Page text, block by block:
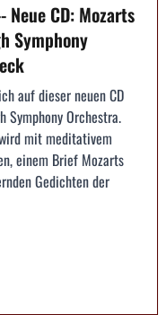
Neue CD: Mozarts
Symphony
auf dieser neuen CD
Symphony Orchestra.
mit meditativem
einem Brief Mozarts
Gedichten der